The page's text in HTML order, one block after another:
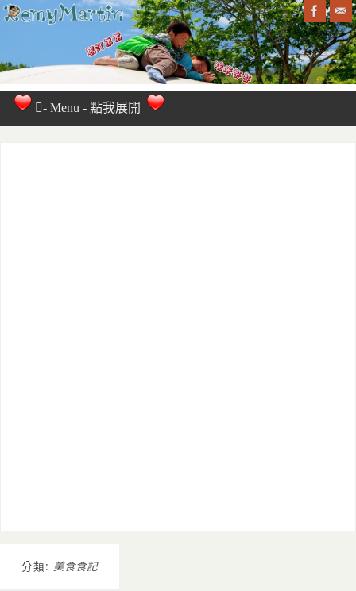
分類: 美食食記